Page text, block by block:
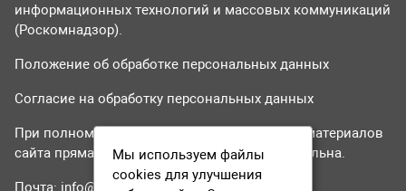
информационных технологий и массовых коммуникаций
(Роскомнадзор).
Положение об обработке персональных данных
Согласие на обработку персональных данных
При полном или частичном использовании материалов
сайта прямая гиперссылка на tvr24.tv обязательна.
Почта: info@tvr24.tv
Мы используем файлы
cookies для улучшения